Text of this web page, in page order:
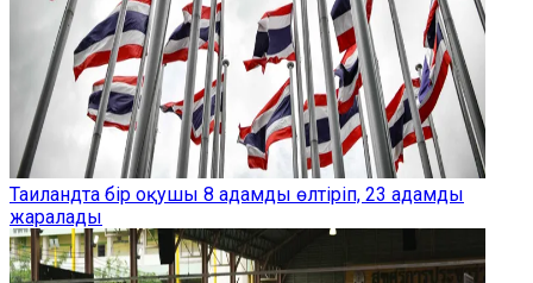
Таиландта бір оқушы 8 адамды өлтіріп, 23 адамды
жаралады